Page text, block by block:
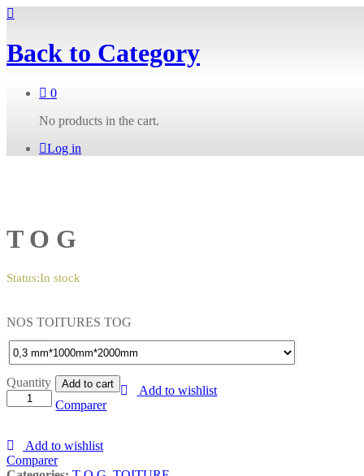
Back to Category
0
No products in the cart.
Log in
T O G
Status:In stock
NOS TOITURES TOG
T
G
Quantity Add to cart
Add to wishlist
Comparer
Add to wishlist
Comparer